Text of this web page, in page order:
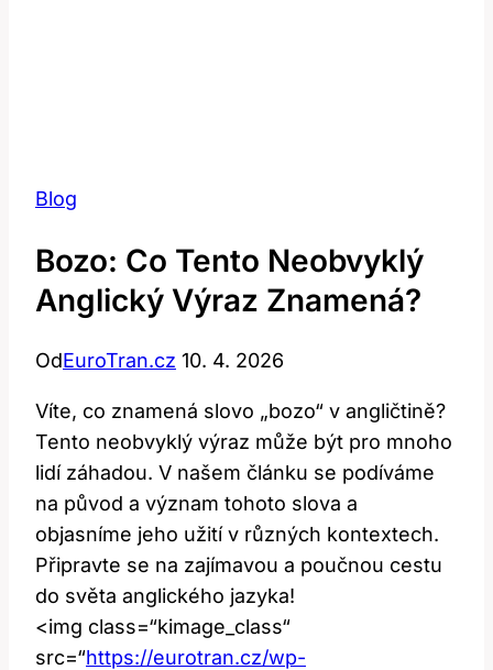
Blog
Bozo: Co Tento Neobvyklý
Anglický Výraz Znamená?
OdEuroTran.cz 10. 4. 2026
Víte, co ​znamená slovo „bozo“ v angličtině?
Tento ⁤neobvyklý výraz může být pro mnoho⁢
lidí záhadou. V našem článku se podíváme
na původ a význam tohoto ⁢slova ‌a
⁣objasníme jeho užití v různých kontextech.
Připravte​ se na zajímavou a poučnou cestu
do⁣ světa anglického jazyka!
<img class=“kimage_class“⁢
src=“https://eurotran.cz/wp-